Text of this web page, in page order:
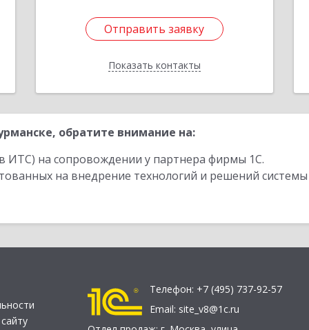
Отправить заявку
Показать контакты
Отправить заявку
Назад
обратите внимание на:
ИТС) на сопровождении у партнера фирмы 1С.
на внедрение технологий и решений
Телефон: +7 (495) 737-92-57
Email: site_v8@1c.ru